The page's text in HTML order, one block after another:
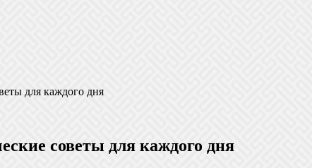
для каждого дня
советы для каждого дня